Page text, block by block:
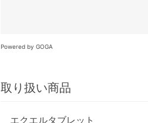
Powered by GOGA
取り扱い商品
エクエルタブレット